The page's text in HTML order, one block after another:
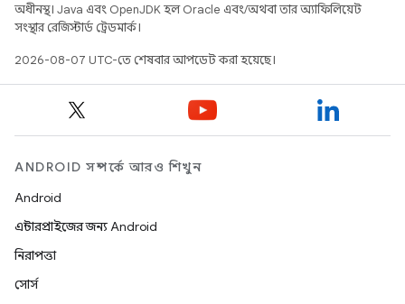
অধীনস্থ। Java এবং OpenJDK হল Oracle এবং/অথবা তার অ্যাফিলিয়েট
সংস্থার রেজিস্টার্ড ট্রেডমার্ক।
2026-08-07 UTC-তে শেষবার আপডেট করা হয়েছে।
ANDROID সম্পর্কে আরও শিখুন
Android
এন্টারপ্রাইজের জন্য Android
নিরাপত্তা
সোর্স